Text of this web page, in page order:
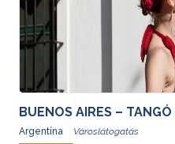
BUENOS AIRES –
Argentína